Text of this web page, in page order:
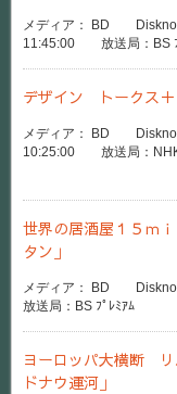
メディア： BD
11:45:00 放送局：BS ﾌ
デザイン トークス
メディア： BD
10:25:00 放送局：
世界の居酒屋１５ｍ
タン」
メディア： BD
放送局：BS ﾌﾟﾚﾐｱﾑ
ヨーロッパ大横断
ドナウ運河」